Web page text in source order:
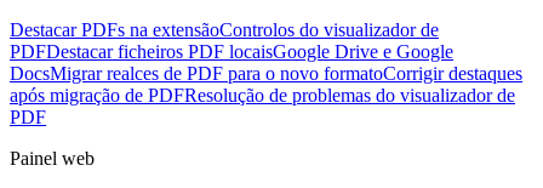
Destacar PDFs na extensãoControlos do visualizador de
PDFDestacar ficheiros PDF locaisGoogle Drive e Google
DocsMigrar realces de PDF para o novo formatoCorrigir destaques
após migração de PDFResolução de problemas do visualizador de
PDF
Painel web